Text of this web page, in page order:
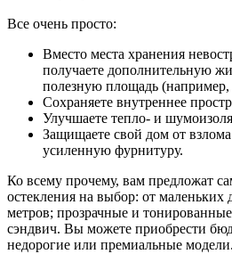
Все очень просто:
Вместо места хранения
получаете дополнительную
полезную площадь (например,
Сохраняете внутреннее
Улучшаете тепло- и
Защищаете свой дом от
усиленную фурнитуру.
Ко всему прочему, вам предложат
остекления на выбор: от маленьких
метров; прозрачные и
сэндвич. Вы можете приобрести
недорогие или премиальные модели.